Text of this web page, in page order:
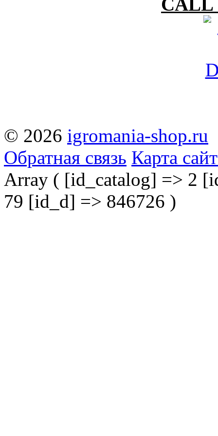
© 2026 igromania-shop.ru
Обратная связь Карта
Array ( [id_catalog] => 2
79 [id_d] => 846726 )